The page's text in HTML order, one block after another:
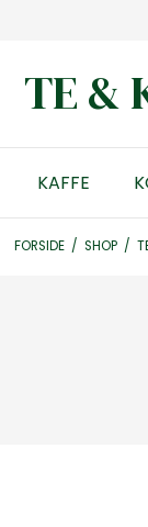
TE &
KAFFE
FORSIDE / SHOP /